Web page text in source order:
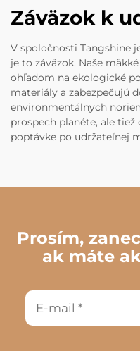
Záväzok k
V spoločnosti Tangshine
je to záväzok. Naše
ohľadom na ekologické
materiály a zabezpečujú
environmentálnych
prospech planéte, ale
poptávke po udržateľnej
Prosím,
ak máte